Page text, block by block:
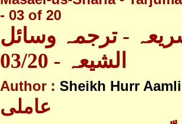
- 03 of 20
- ترجمہ وسائل
الشیعہ - 03/20
Author : Sheikh Hurr Aamli
عاملی